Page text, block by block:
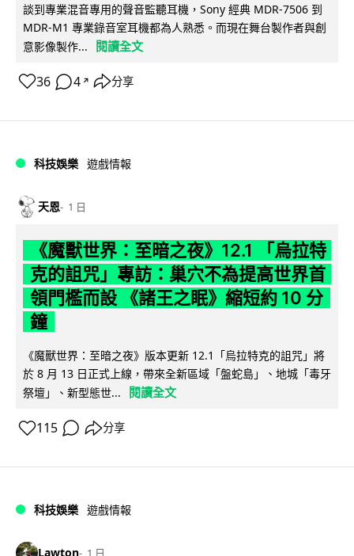
談到專業混音專用的聲音監聽耳機，Sony 經典 MDR-7506 到
MDR-M1 專業錄音室耳機都為人熟悉。而現在舞台製作者與創
意影像製作...
閱讀全文
36 4 ↗ 分享
科技娛樂 遊戲情報
天恩 1 日
《魔獸世界：至暗之夜》12.1 「烏拉特
克的詛咒」專訪：巢穴不為提高世界首
領門檻而設 《諸王之眠》縮短約 10 分
鐘
《魔獸世界：至暗之夜》版本更新 12.1「烏拉特克的詛咒」將
於 8 月 13 日正式上線，帶來全新區域「盤蛇島」、地城「毒牙
祭壇」、新型態世...
閱讀全文
115 分享
科技娛樂 遊戲情報
Lawton